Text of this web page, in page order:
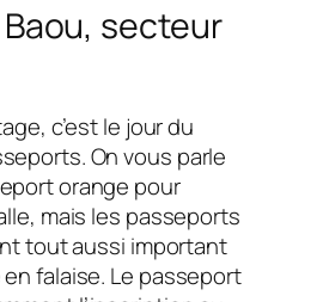
secteur
c’est le jour du
On vous parle
orange pour
mais les passeports
tout aussi important
falaise. Le passeport